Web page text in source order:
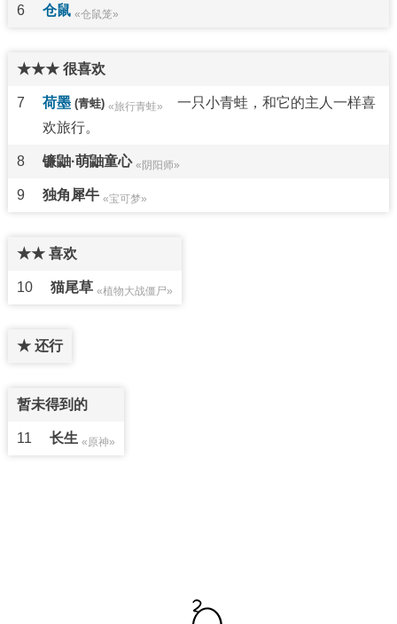
6 仓鼠 «仓鼠笼»
★★★ 很喜欢
7 荷墨 (青蛙) «旅行青蛙»
一只小青蛙，和它的主人一样喜
欢旅行。
8 镰鼬·萌鼬童心 «阴阳师»
9 独角犀牛 «宝可梦»
★★ 喜欢
10 猫尾草 «植物大战僵尸»
★ 还行
暂未得到的
11 长生 «原神»